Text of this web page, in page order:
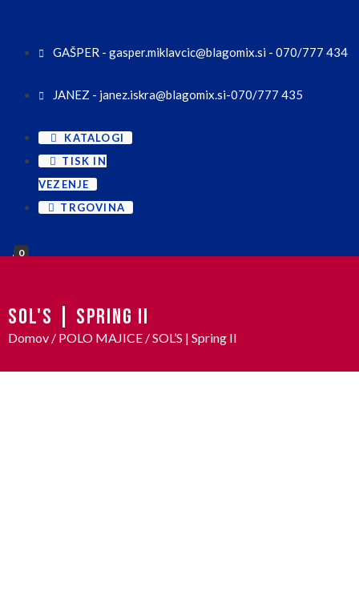
GAŠPER - gasper.miklavcic@blagomix.si - 070/777 434
JANEZ - janez.iskra@blagomix.si-070/777 435
KATALOGI
TISK IN
VEZENJE
TRGOVINA
0
SOL'S | SPRING II
Domov / POLO MAJICE / SOL’S | Spring II